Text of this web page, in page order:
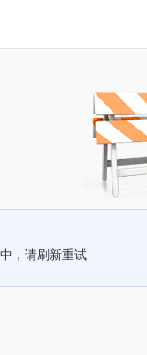
，请刷新重试